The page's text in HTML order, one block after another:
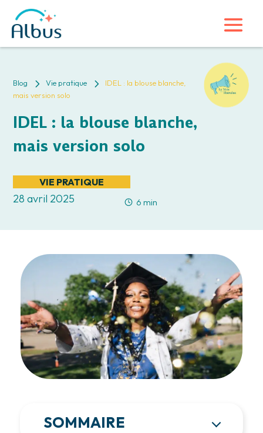
Blog 5 Vie pratique 5
IDEL : la blouse blanche,
mais version solo
IDEL : la blouse blanche,
mais version solo
VIE PRATIQUE
28 avril 2025 6 min
SOMMAIRE